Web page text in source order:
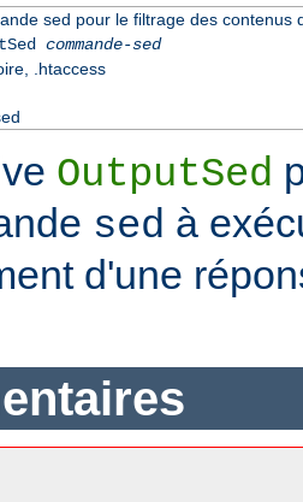
sed pour le filtrage des contenus
commande-sed
.htaccess
OutputSed
sed à
d'une